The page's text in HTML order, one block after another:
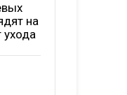
на
ухода